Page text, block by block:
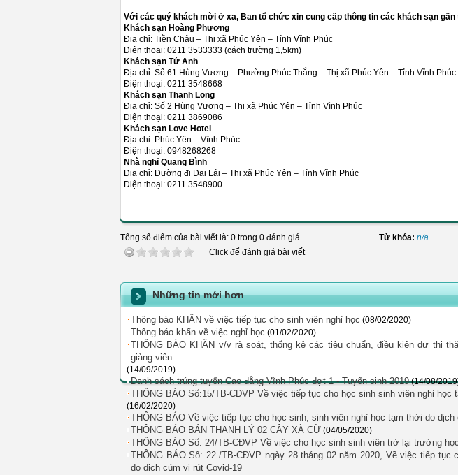
Với các quý khách mời ở xa, Ban tổ chức xin cung cấp thông tin các khách sạn
Khách sạn Hoàng Phương
Địa chỉ: Tiền Châu – Thị xã Phúc Yên – Tỉnh Vĩnh Phúc
Điện thoại: 0211 3533333 (cách trường 1,5km)
Khách sạn Tứ Anh
Địa chỉ: Số 61 Hùng Vương – Phường Phúc Thắng – Thị xã Phúc Yên – Tỉnh Vĩnh Phúc
Điện thoại: 0211 3548668
Khách sạn Thanh Long
Địa chỉ: Số 2 Hùng Vương – Thị xã Phúc Yên – Tỉnh Vĩnh Phúc
Điện thoại: 0211 3869086
Khách sạn Love Hotel
Địa chỉ: Phúc Yên – Vĩnh Phúc
Điện thoại: 0948268268
Nhà nghỉ Quang Bình
Địa chỉ: Đường đi Đại Lải – Thị xã Phúc Yên – Tỉnh Vĩnh Phúc
Điện thoại: 0211 3548900
Tổng số điểm của bài viết là: 0 trong 0 đánh giá
Click để đánh giá bài viết
Từ khóa: n/a
Những tin mới hơn
Thông báo KHẨN về việc tiếp tục cho sinh viên nghỉ học (08/02/2020)
Thông báo khẩn về việc nghỉ học (01/02/2020)
THÔNG BÁO KHẨN v/v rà soát, thống kê các tiêu chuẩn, điều kiện dự thi
giảng viên
(14/09/2019)
Danh sách trúng tuyển Cao đẳng Vĩnh Phúc đợt 1 - Tuyển sinh 2019 (14/08/
THÔNG BÁO Số:15/TB-CĐVP Về việc tiếp tục cho học sinh sinh viên nghỉ học
(16/02/2020)
THÔNG BÁO Về việc tiếp tục cho học sinh, sinh viên nghỉ học tạm thời do dịch
THÔNG BÁO BÁN THANH LÝ 02 CÂY XÀ CỪ (04/05/2020)
THÔNG BÁO Số: 24/TB-CĐVP Về việc cho học sinh sinh viên trở lại trường
THÔNG BÁO Số: 22 /TB-CĐVP ngày 28 tháng 02 năm 2020, Về việc tiếp tục
do dịch cúm vi rút Covid-19